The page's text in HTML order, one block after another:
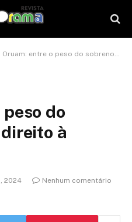
Oruam: entre o peso do sobrenome e o direito à liberdade
do
à
2024
Nenhum comentário